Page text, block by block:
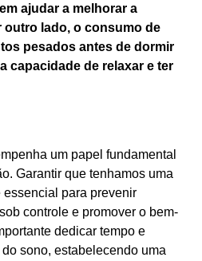
ajudar a melhorar a
lado, o consumo de
pesados antes de dormir
capacidade de relaxar e ter
um papel fundamental
Garantir que tenhamos uma
para prevenir
controle e promover o bem-
dedicar tempo e
sono, estabelecendo uma